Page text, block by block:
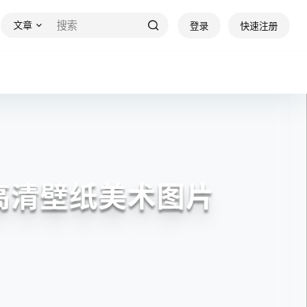
文章 登录 快速注册
清壁纸美术图片